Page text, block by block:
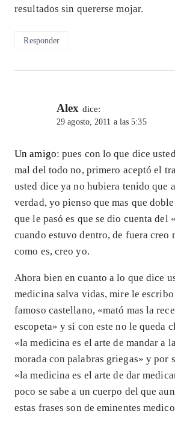
resultados sin quererse mojar.
Responder
Alex dice:
29 agosto, 2011 a las 5:35
Un amigo: pues con lo que dice
mal del todo no, primero aceptó el
usted dice ya no hubiera tenido que
verdad, yo pienso que mas que
que le pasó es que se dio cuenta del
cuando estuvo dentro, de fuera creo
como es, creo yo.
Ahora bien en cuanto a lo que dice
medicina salva vidas, mire le
famoso castellano, «mató mas la
escopeta» y si con este no le queda
«la medicina es el arte de mandar a
morada con palabras griegas» y por
«la medicina es el arte de dar
poco se sabe a un cuerpo del que
estas frases son de eminentes